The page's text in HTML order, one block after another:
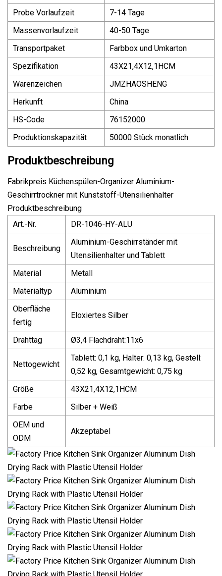
Probe Vorlaufzeit
7-14 Tage
Massenvorlaufzeit
40-50 Tage
Transportpaket
Farbbox und Umkarton
Spezifikation
43X21,4X12,1HCM
Warenzeichen
JMZHAOSHENG
Herkunft
China
HS-Code
76152000
Produktionskapazität
50000 Stück monatlich
Produktbeschreibung
Fabrikpreis Küchenspülen-Organizer Aluminium-
Geschirrtrockner mit Kunststoff-Utensilienhalter
Produktbeschreibung
Art.-Nr.
DR-1046-HY-ALU
Beschreibung
Aluminium-Geschirrständer mit
Utensilienhalter und Tablett
Material
Metall
Materialtyp
Aluminium
Oberfläche
fertig
Eloxiertes Silber
Drahttag Ø3,4 Flachdraht:11x6
Nettogewicht
Tablett: 0,1 kg, Halter: 0,13 kg, Gestell:
0,52 kg, Gesamtgewicht: 0,75 kg
Größe
43X21,4X12,1HCM
Farbe
Silber + Weiß
OEM und
ODM
Akzeptabel